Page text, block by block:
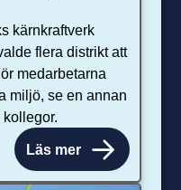
kärnkraftverk
flera distrikt att
medarbetarna
miljö, se en annan
Läs mer